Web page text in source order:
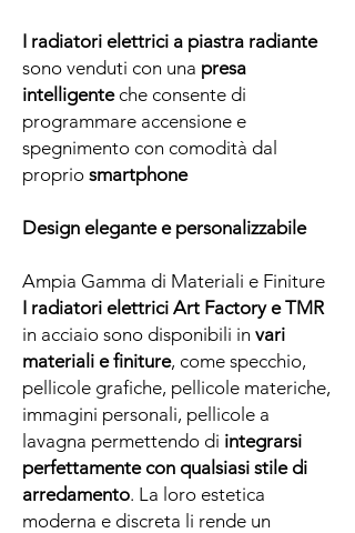
I radiatori elettrici a piastra radiante
sono venduti con una presa
intelligente che consente di
programmare accensione e
spegnimento con comodità dal
proprio smartphone
Design elegante e personalizzabile
Ampia Gamma di Materiali e Finiture
I radiatori elettrici Art FactoryeTMR
in acciaio sono disponibili in vari
materiali e finiture, come specchio,
pellicole grafiche, pellicole materiche,
immagini personali, pellicole a
lavagna permettendo di integrarsi
perfettamente con qualsiasi stile di
arredamento. La loro estetica
moderna e discreta li rende un